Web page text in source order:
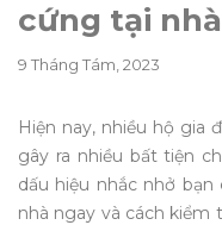
cứng tại nhà
9 Tháng Tám, 2023
Hiện nay, nhiều hộ gia
gây ra nhiều bất tiện
dấu hiệu nhắc nhở
nhà ngay và cách kiểm